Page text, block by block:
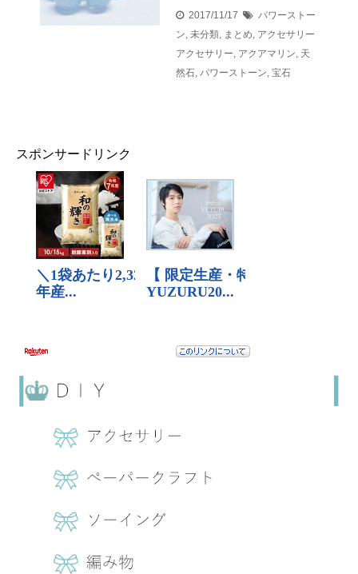
2017/11/17
パワーストー
ン, 未分類, まとめ, アクセサリー
アクセサリー, アクアマリン, 天
然石, パワーストーン, 宝石
スポンサードリンク